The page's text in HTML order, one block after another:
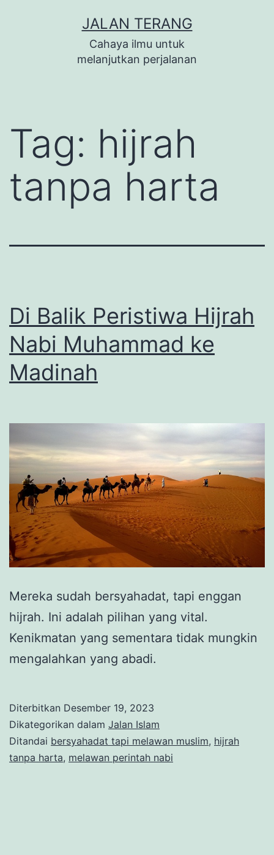
JALAN TERANG
Cahaya ilmu untuk
melanjutkan perjalanan
Tag: hijrah
tanpa harta
Di Balik Peristiwa Hijrah
Nabi Muhammad ke
Madinah
Mereka sudah bersyahadat, tapi enggan
hijrah. Ini adalah pilihan yang vital.
Kenikmatan yang sementara tidak mungkin
mengalahkan yang abadi.
Diterbitkan Desember 19, 2023
Dikategorikan dalam Jalan Islam
Ditandai bersyahadat tapi melawan muslim, hijrah
tanpa harta, melawan perintah nabi